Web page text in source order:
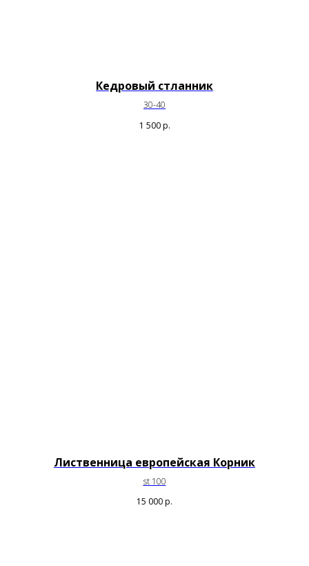
Кедровый стланник
30-40
1 500 р.
Лиственница европейская Корник
st 100
15 000р.